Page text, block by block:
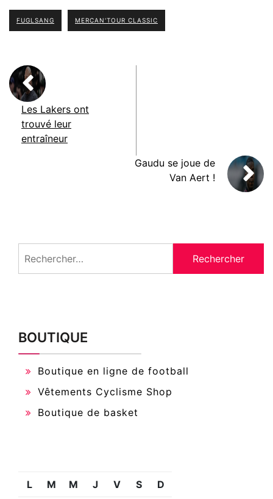
FUGLSANG MERCAN'TOUR CLASSIC
Les Lakers ont
trouvé leur
entraîneur
Gaudu se joue de
Van Aert !
BOUTIQUE
Boutique en ligne de football
Vêtements Cyclisme Shop
Boutique de basket
L M M J V S D